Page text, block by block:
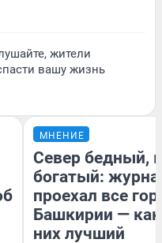
жители
вашу жизнь
МНЕНИЕ
Север бедный,
богатый:
проехал все
Башкирии —
них лучший